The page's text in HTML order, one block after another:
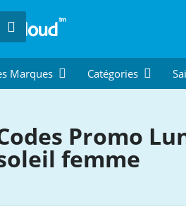
Recherche
Marques Catégories
Promo
femme